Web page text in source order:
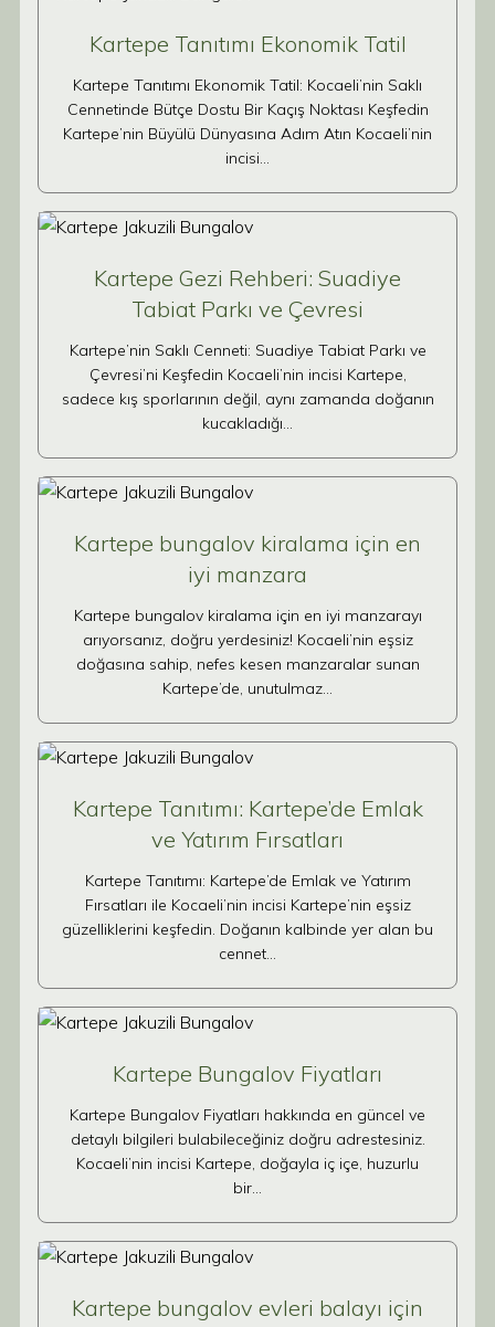
Kartepe Tanıtımı Ekonomik Tatil
Kartepe Tanıtımı Ekonomik Tatil: Kocaeli’nin Saklı
Cennetinde Bütçe Dostu Bir Kaçış Noktası Keşfedin
Kartepe’nin Büyülü Dünyasına Adım Atın Kocaeli’nin
incisi…
Kartepe Gezi Rehberi: Suadiye
Tabiat Parkı ve Çevresi
Kartepe’nin Saklı Cenneti: Suadiye Tabiat Parkı ve
Çevresi’ni Keşfedin Kocaeli’nin incisi Kartepe,
sadece kış sporlarının değil, aynı zamanda doğanın
kucakladığı…
Kartepe bungalov kiralama için en
iyi manzara
Kartepe bungalov kiralama için en iyi manzarayı
arıyorsanız, doğru yerdesiniz! Kocaeli’nin eşsiz
doğasına sahip, nefes kesen manzaralar sunan
Kartepe’de, unutulmaz…
Kartepe Tanıtımı: Kartepe’de Emlak
ve Yatırım Fırsatları
Kartepe Tanıtımı: Kartepe’de Emlak ve Yatırım
Fırsatları ile Kocaeli’nin incisi Kartepe’nin eşsiz
güzelliklerini keşfedin. Doğanın kalbinde yer alan bu
cennet…
Kartepe Bungalov Fiyatları
Kartepe Bungalov Fiyatları hakkında en güncel ve
detaylı bilgileri bulabileceğiniz doğru adrestesiniz.
Kocaeli’nin incisi Kartepe, doğayla iç içe, huzurlu
bir…
Kartepe bungalov evleri balayı için